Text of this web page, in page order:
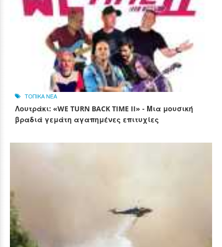
ΤΟΠΙΚΑ ΝΕΑ
Λουτράκι: «WE TURN BACK TIME II» - Μια μουσική
βραδιά γεμάτη αγαπημένες επιτυχίες